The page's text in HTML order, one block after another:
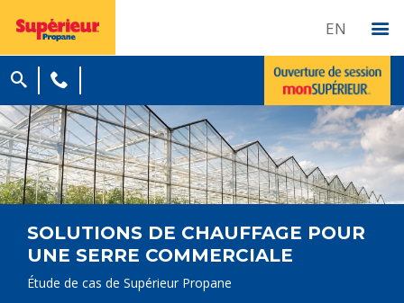
EN
SOLUTIONS DE CHAUFFAGE POUR
UNE SERRE COMMERCIALE
Étude de cas de Supérieur Propane